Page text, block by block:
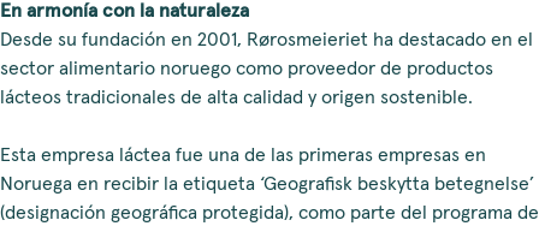
En armonía con la naturaleza
Desde su fundación en 2001, Rørosmeieriet ha destacado en el
sector alimentario noruego como proveedor de productos
lácteos tradicionales de alta calidad y origen sostenible.
Esta empresa láctea fue una de las primeras empresas en
Noruega en recibir la etiqueta ‘Geografisk beskytta betegnelse’
(designación geográfica protegida), como parte del programa de